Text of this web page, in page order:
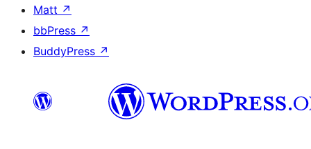
Matt ↗
bbPress ↗
BuddyPress ↗